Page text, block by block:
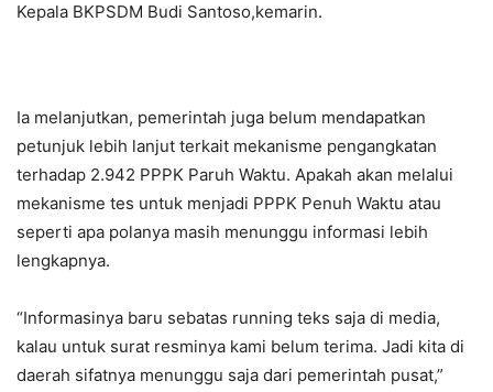
Kepala BKPSDM Budi Santoso,kemarin.
Ia melanjutkan, pemerintah juga belum mendapatkan
petunjuk lebih lanjut terkait mekanisme pengangkatan
terhadap 2.942 PPPK Paruh Waktu. Apakah akan melalui
mekanisme tes untuk menjadi PPPK Penuh Waktu atau
seperti apa polanya masih menunggu informasi lebih
lengkapnya.
“Informasinya baru sebatas running teks saja di media,
kalau untuk surat resminya kami belum terima. Jadi kita di
daerah sifatnya menunggu saja dari pemerintah pusat,”